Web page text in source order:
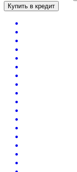
Купить в кредит